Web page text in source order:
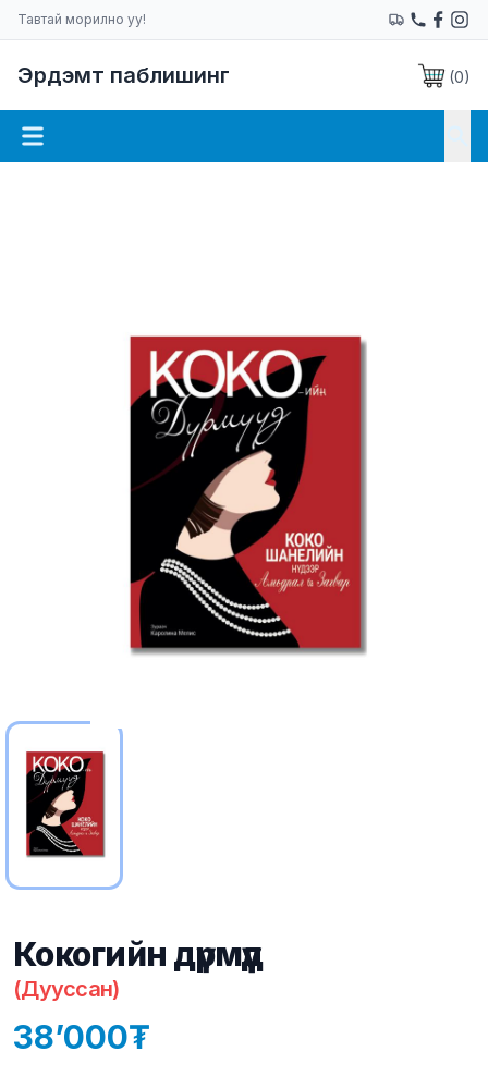
Тавтай морилно уу!
Эрдэмт паблишинг (0)
Кокогийн дүрмүүд
(Дууссан)
Product information
38’000